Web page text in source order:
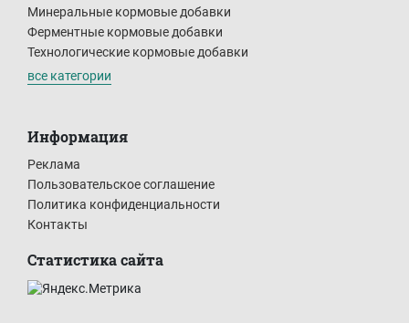
Минеральные кормовые добавки
Ферментные кормовые добавки
Технологические кормовые добавки
все категории
Информация
Реклама
Пользовательское соглашение
Политика конфиденциальности
Контакты
Статистика сайта